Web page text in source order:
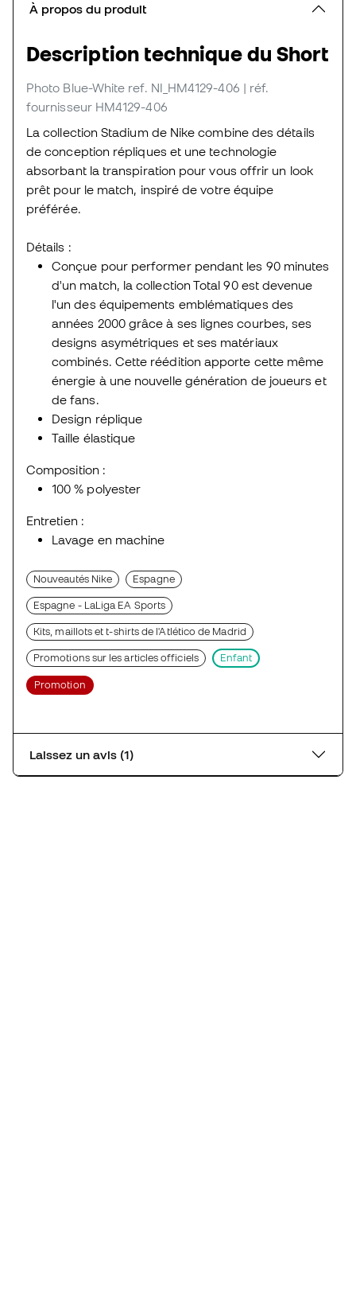
À propos du produit
Description technique du Short
Photo Blue-White ref. NI_HM4129-406 | réf.
fournisseur HM4129-406
La collection Stadium de Nike combine des détails
de conception répliques et une technologie
absorbant la transpiration pour vous offrir un look
prêt pour le match, inspiré de votre équipe
préférée.
Détails :
Conçue pour performer pendant les 90 minutes
d'un match, la collection Total 90 est devenue
l'un des équipements emblématiques des
années 2000 grâce à ses lignes courbes, ses
designs asymétriques et ses matériaux
combinés. Cette réédition apporte cette même
énergie à une nouvelle génération de joueurs et
de fans.
Design réplique
Taille élastique
Composition :
100 % polyester
Entretien :
Lavage en machine
Nouveautés Nike Espagne
Espagne - LaLiga EA Sports
Kits, maillots et t-shirts de l'Atlético de Madrid
Promotions sur les articles officiels Enfant
Promotion
Laissez un avis (1)